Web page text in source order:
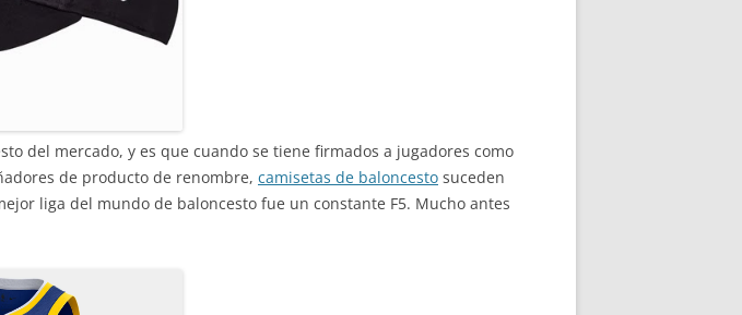
del mercado, y es que cuando se tiene firmados a jugadores como
de producto de renombre, camisetas de baloncesto suceden
liga del mundo de baloncesto fue un constante F5. Mucho antes